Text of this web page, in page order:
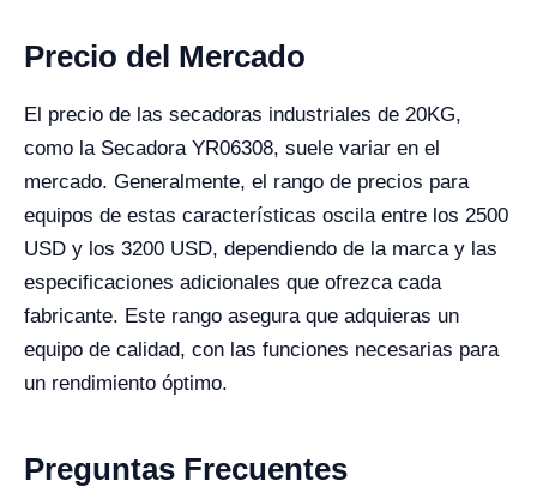
Precio del Mercado
El precio de las secadoras industriales de 20KG,
como la Secadora YR06308, suele variar en el
mercado. Generalmente, el rango de precios para
equipos de estas características oscila entre los 2500
USD y los 3200 USD, dependiendo de la marca y las
especificaciones adicionales que ofrezca cada
fabricante. Este rango asegura que adquieras un
equipo de calidad, con las funciones necesarias para
un rendimiento óptimo.
Preguntas Frecuentes